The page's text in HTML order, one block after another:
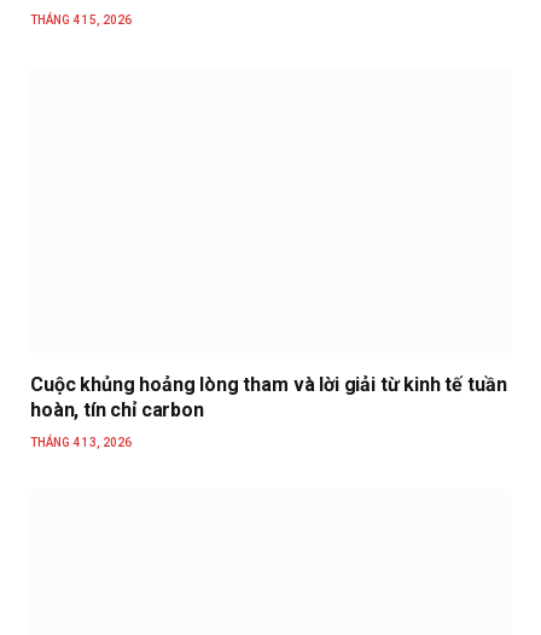
THÁNG 4 15, 2026
Cuộc khủng hoảng lòng tham và lời giải từ kinh tế tuần
hoàn, tín chỉ carbon
THÁNG 4 13, 2026